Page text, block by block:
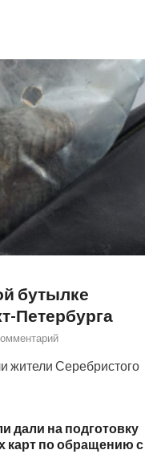
бутылке
Петербурга
жители Серебристого
дали на подготовку
карт по обращению с